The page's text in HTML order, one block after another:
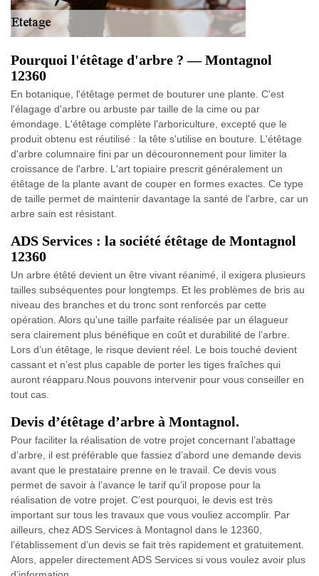
Pourquoi l'étêtage d'arbre ? — Montagnol
12360
En botanique, l'étêtage permet de bouturer une plante. C'est
l'élagage d'arbre ou arbuste par taille de la cime ou par
émondage. L'étêtage complète l'arboriculture, excepté que le
produit obtenu est réutilisé : la tête s'utilise en bouture. L'étêtage
d'arbre columnaire fini par un découronnement pour limiter la
croissance de l'arbre. L'art topiaire prescrit généralement un
étêtage de la plante avant de couper en formes exactes. Ce type
de taille permet de maintenir davantage la santé de l'arbre, car un
arbre sain est résistant.
ADS Services : la société étêtage de Montagnol
12360
Un arbre étêté devient un être vivant réanimé, il exigera plusieurs
tailles subséquentes pour longtemps. Et les problèmes de bris au
niveau des branches et du tronc sont renforcés par cette
opération. Alors qu'une taille parfaite réalisée par un élagueur
sera clairement plus bénéfique en coût et durabilité de l’arbre.
Lors d’un étêtage, le risque devient réel. Le bois touché devient
cassant et n’est plus capable de porter les tiges fraîches qui
auront réapparu.Nous pouvons intervenir pour vous conseiller en
tout cas.
Devis d’étêtage d’arbre à Montagnol.
Pour faciliter la réalisation de votre projet concernant l’abattage
d’arbre, il est préférable que fassiez d’abord une demande devis
avant que le prestataire prenne en le travail. Ce devis vous
permet de savoir à l’avance le tarif qu’il propose pour la
réalisation de votre projet. C’est pourquoi, le devis est très
important sur tous les travaux que vous vouliez accomplir. Par
ailleurs, chez ADS Services à Montagnol dans le 12360,
l’établissement d’un devis se fait très rapidement et gratuitement.
Alors, appeler directement ADS Services si vous voulez avoir plus